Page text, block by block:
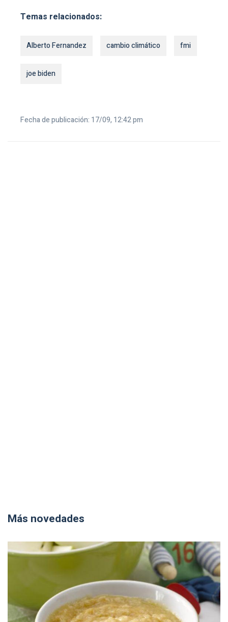
Temas relacionados:
Alberto Fernandez cambio climático fmi
joe biden
Fecha de publicación: 17/09, 12:42 pm
Más novedades